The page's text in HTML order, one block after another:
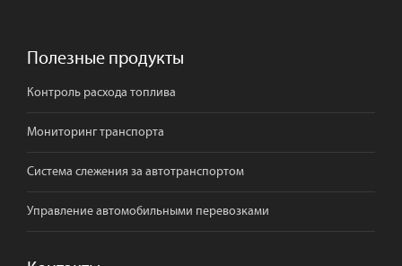
Полезные продукты
Контроль расхода топлива
Мониторинг транспорта
Система слежения за автотранспортом
Управление автомобильными перевозками